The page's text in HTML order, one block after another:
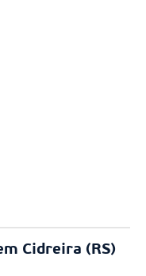
Cidreira (RS)